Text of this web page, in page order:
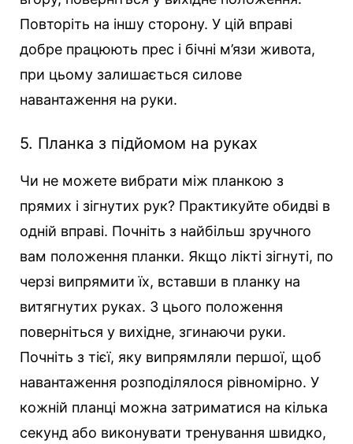
Повторіть на іншу сторону. У цій вправі
добре працюють прес і бічні м’язи живота,
при цьому залишається силове
навантаження на руки.
5. Планка з підйомом на руках
Чи не можете вибрати між планкою з
прямих і зігнутих рук? Практикуйте обидві в
одній вправі. Почніть з найбільш зручного
вам положення планки. Якщо лікті зігнуті, по
черзі випрямити їх, вставши в планку на
витягнутих руках. З цього положення
поверніться у вихідне, згинаючи руки.
Почніть з тієї, яку випрямляли першої, щоб
навантаження розподілялося рівномірно. У
кожній планці можна затриматися на кілька
секунд або виконувати тренування швидко,